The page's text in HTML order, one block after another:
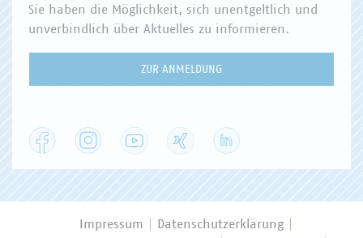
Sie haben die Möglichkeit, sich unentgeltlich und
unverbindlich über Aktuelles zu informieren.
ZUR ANMELDUNG
Facebook Instagram YouTube
Impressum
Datenschutzerklärung